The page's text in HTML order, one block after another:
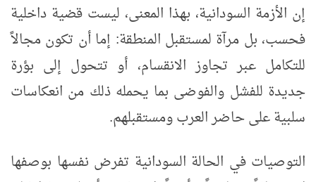
إن الأزمة السودانية، بهذا المعنى، ليست قضية داخلية
فحسب، بل مرآة لمستقبل المنطقة: إما أن تكون مجالاً
للتكامل عبر تجاوز الانقسام، أو تتحول إلى بؤرة
جديدة للفشل والفوضى بما يحمله ذلك من انعكاسات
سلبية على حاضر العرب ومستقبلهم.
التوصيات في الحالة السودانية تفرض نفسها بوصفها